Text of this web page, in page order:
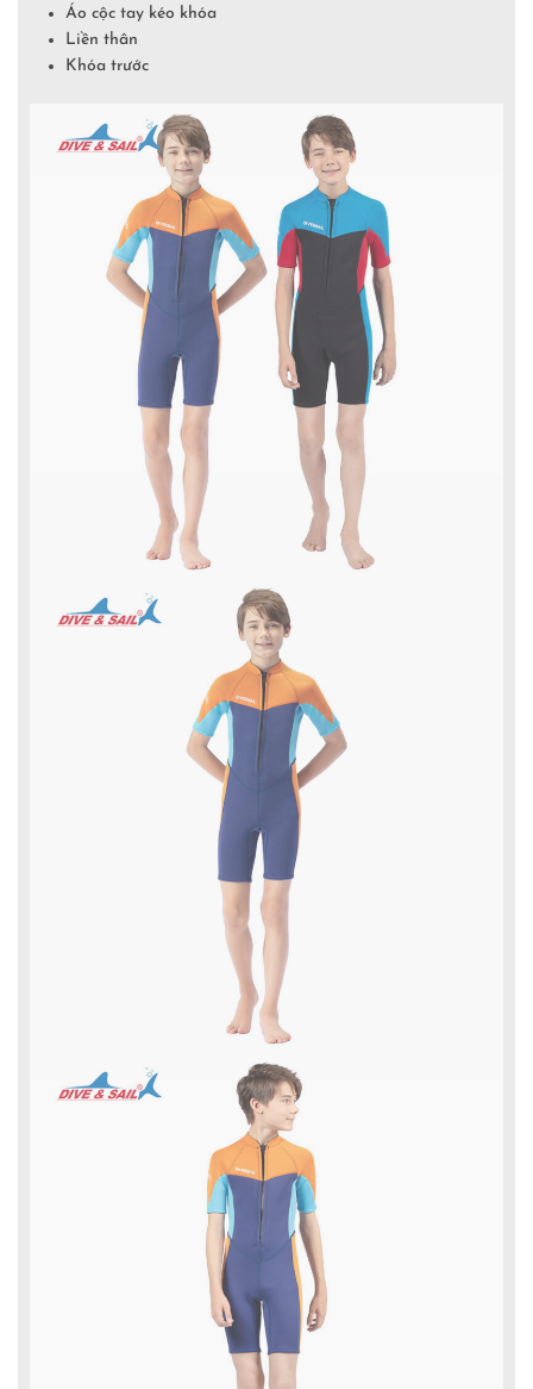
Áo cộc tay kéo khóa
Liền thân
Khóa trước